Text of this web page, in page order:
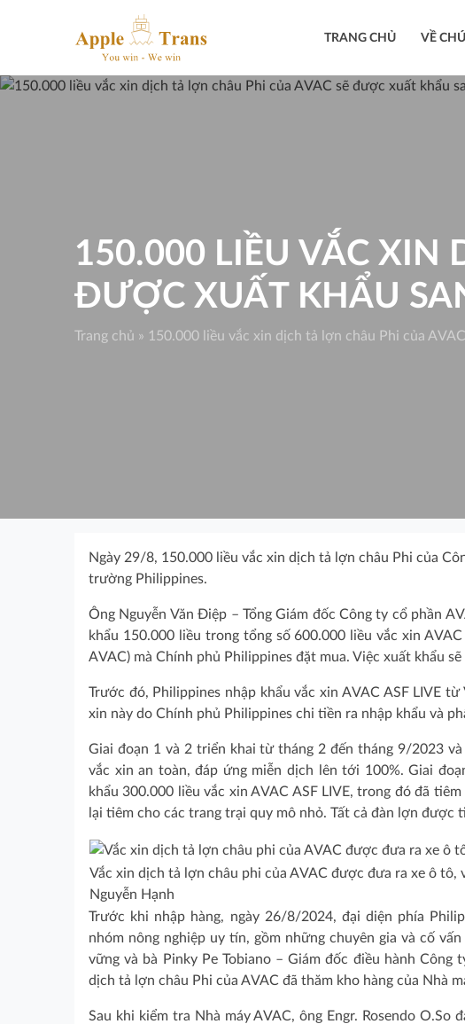
TRANG CHỦ VỀ
150.000 LIỀU VẮC XIN
ĐƯỢC XUẤT KHẨU
Trang chủ » 150.000 liều vắc xin dịch tả lợn châu Phi của
Ngày 29/8, 150.000 liều vắc xin dịch tả lợn châu Phi của
trường Philippines.
Ông Nguyễn Văn Điệp – Tổng Giám đốc Công ty cổ phần
khẩu 150.000 liều trong tổng số 600.000 liều vắc xin
AVAC) mà Chính phủ Philippines đặt mua. Việc xuất khẩu
Trước đó, Philippines nhập khẩu vắc xin AVAC ASF LIVE
xin này do Chính phủ Philippines chi tiền ra nhập khẩu và
Giai đoạn 1 và 2 triển khai từ tháng 2 đến tháng 9/2023
vắc xin an toàn, đáp ứng miễn dịch lên tới 100%. Giai
khẩu 300.000 liều vắc xin AVAC ASF LIVE, trong đó đã
lại tiêm cho các trang trại quy mô nhỏ. Tất cả đàn lợn được
Vắc xin dịch tả lợn châu phi của AVAC được đưa ra xe ô tô,
Nguyễn Hạnh
Trước khi nhập hàng, ngày 26/8/2024, đại diện phía
nhóm nông nghiệp uy tín, gồm những chuyên gia và cố
vững và bà Pinky Pe Tobiano – Giám đốc điều hành
dịch tả lợn châu Phi của AVAC đã thăm kho hàng của Nhà
Sau khi kiểm tra Nhà máy AVAC, ông Engr. Rosendo